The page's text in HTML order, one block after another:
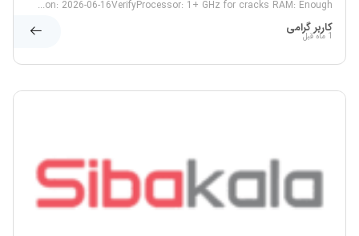
on: 2026-06-16VerifyProcessor: 1+ GHz for cracks RAM: Enough...
کاربر گرامی
1 ماه قبل